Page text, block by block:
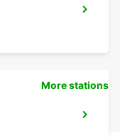
More stations